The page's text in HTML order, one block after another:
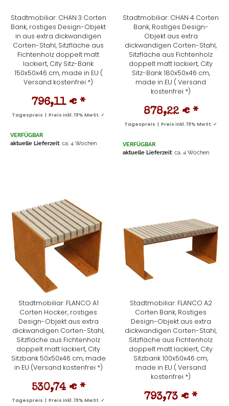
Stadtmobiliar: CHAN 3 Corten
Bank, rostiges Design-Objekt
in aus extra dickwandigen
Corten-Stahl, Sitzfläche aus
Fichtenholz doppelt matt
lackiert, City Sitz-Bank
150x50x46 cm, made in EU (
Versand kostenfrei *)
796,11 € *
Tagespreis | Preis inkl. 19% MwSt. ✓
VERFÜGBAR
aktuelle Lieferzeit: ca. 4 Wochen
Stadtmobiliar: CHAN 4 Corten
Bank, Rostiges Design-
Objekt aus extra
dickwandigen Corten-Stahl,
Sitzfläche aus Fichtenholz
doppelt matt lackiert, City
Sitz-Bank 180x50x46 cm,
made in EU ( Versand
kostenfrei *)
878,22 € *
Tagespreis | Preis inkl. 19% MwSt. ✓
VERFÜGBAR
aktuelle Lieferzeit: ca. 4 Wochen
Stadtmobiliar: FLANCO A1
Corten Hocker, rostiges
Design-Objekt aus extra
dickwandigen Corten-Stahl,
Sitzfläche aus Fichtenholz
doppelt matt lackiert, City
Sitzbank 50x50x46 cm, made
in EU (Versand kostenfrei *)
530,74 € *
Tagespreis | Preis inkl. 19% MwSt. ✓
Stadtmobiliar: FLANCO A2
Corten Bank, Rostiges
Design-Objekt aus extra
dickwandigen Corten-Stahl,
Sitzfläche aus Fichtenholz
doppelt matt lackiert, City
Sitzbank 100x50x46 cm,
made in EU ( Versand
kostenfrei *)
793,73 € *